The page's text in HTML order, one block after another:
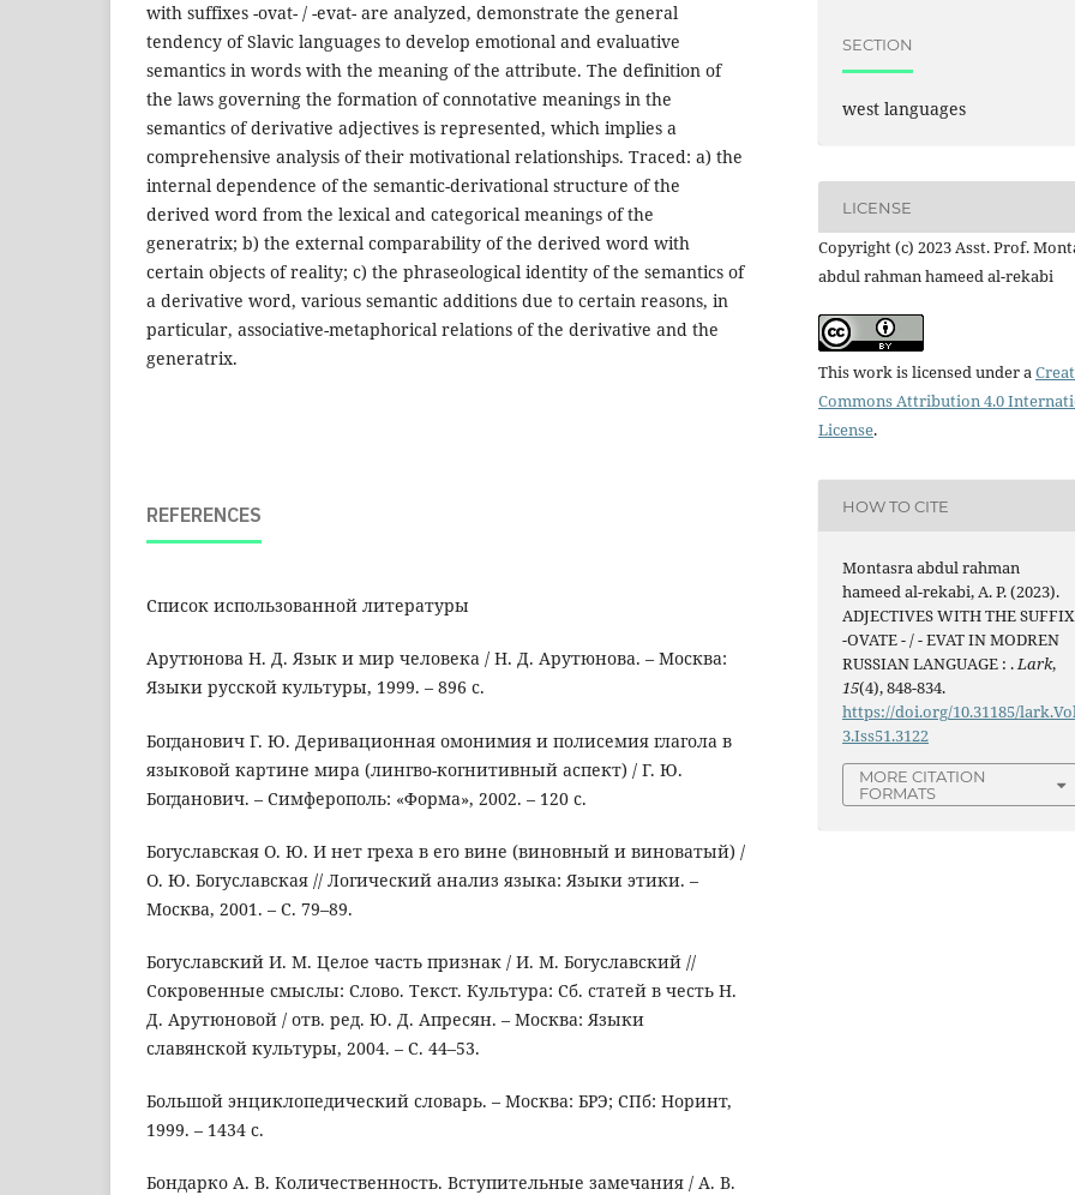
with suffixes -ovat- / -evat- are analyzed, demonstrate the general
tendency of Slavic languages to develop emotional and evaluative
semantics in words with the meaning of the attribute. The definition of
the laws governing the formation of connotative meanings in the
semantics of derivative adjectives is represented, which implies a
comprehensive analysis of their motivational relationships. Traced: a) the
internal dependence of the semantic-derivational structure of the
derived word from the lexical and categorical meanings of the
generatrix; b) the external comparability of the derived word with
certain objects of reality; c) the phraseological identity of the semantics of
a derivative word, various semantic additions due to certain reasons, in
particular, associative-metaphorical relations of the derivative and the
generatrix.
REFERENCES
Список использованной литературы
Арутюнова Н. Д. Язык и мир человека / Н. Д. Арутюнова. – Москва:
Языки русской культуры, 1999. – 896 с.
Богданович Г. Ю. Деривационная омонимия и полисемия глагола в
языковой картине мира (лингво-когнитивный аспект) / Г. Ю.
Богданович. – Симферополь: «Форма», 2002. – 120 с.
Богуславская О. Ю. И нет греха в его вине (виновный и виноватый) /
О. Ю. Богуславская // Логический анализ языка: Языки этики. –
Москва, 2001. – С. 79–89.
Богуславский И. М. Целое часть признак / И. М. Богуславский //
Сокровенные смыслы: Слово. Текст. Культура: Сб. статей в честь Н.
Д. Арутюновой / отв. ред. Ю. Д. Апресян. – Москва: Языки
славянской культуры, 2004. – С. 44–53.
Большой энциклопедический словарь. – Москва: БРЭ; СПб: Норинт,
1999. – 1434 с.
Бондарко А. В. Количественность. Вступительные замечания / А. В.
SECTION
west languages
LICENSE
Copyright (c) 2023 Asst. Prof.
abdul rahman hameed al-rekabi
This work is licensed under a
Commons Attribution 4.0
License.
HOW TO CITE
Montasra abdul rahman
hameed al-rekabi, A. P. (2023).
ADJECTIVES WITH THE SUFFIX
-OVATE - / - EVAT IN MODREN
RUSSIAN LANGUAGE : .Lark,
15(4), 848-834.
https://doi.org/10.31185/
3.Iss51.3122
MORE CITATION
FORMATS